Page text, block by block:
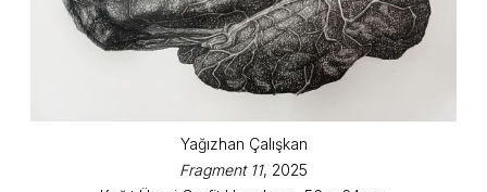
Yağızhan Çalışkan
Fragment 11, 2025